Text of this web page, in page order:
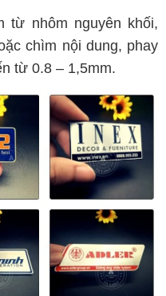
nhôm nguyên khối,
chìm nội dung, phay
từ 0.8 – 1,5mm.